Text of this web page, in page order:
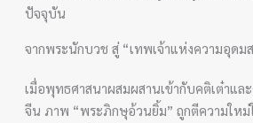
ปัจจุบัน
จากพระนักบวช สู่ “เทพเจ้าแห่งความอุด
เมื่อพุทธศาสนาผสมผสานเข้ากับคติเต๋าแล
จีน ภาพ “พระภิกษุอ้วนยิ้ม” ถูกตีความให